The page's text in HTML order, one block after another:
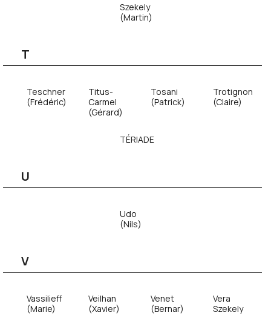
Szekely
(Martin)
T
Teschner
(Frédéric)
Titus-
Carmel
(Gérard)
Tosani
(Patrick)
Trotignon
(Claire)
TÉRIADE
U
Udo
(Nils)
V
Vassilieff
(Marie)
Veilhan
(Xavier)
Venet
(Bernar)
Vera
Szekely